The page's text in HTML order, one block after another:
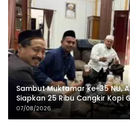
Sambut Muktamar ke-35 NU,
Siapkan 25 Ribu Cangkir Kopi
07/08/2026